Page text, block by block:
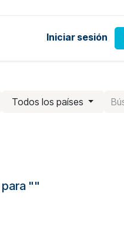
Iniciar sesión
Todos los países
""